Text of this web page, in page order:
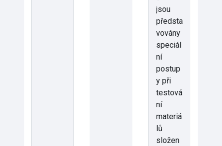
jsou
předsta
vovány
speciál
ní
postup
y při
testová
ní
materiá
lů
složen